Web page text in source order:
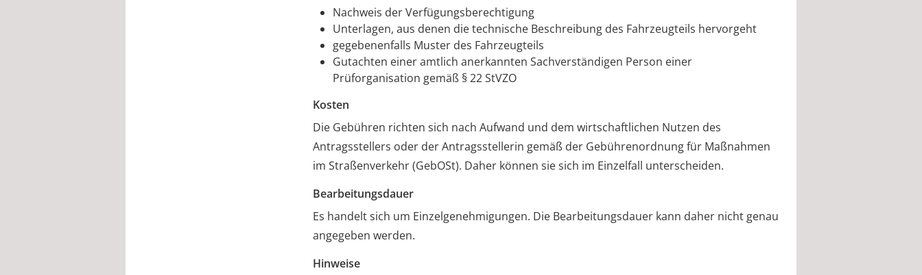
Nachweis der Verfügungsberechtigung
Unterlagen, aus denen die technische Beschreibung des Fahrzeugteils hervorgeht
gegebenenfalls Muster des Fahrzeugteils
Gutachten einer amtlich anerkannten Sachverständigen Person einer
Prüforganisation gemäß § 22 StVZO
Kosten
Die Gebühren richten sich nach Aufwand und dem wirtschaftlichen Nutzen des
Antragsstellers oder der Antragsstellerin gemäß der Gebührenordnung für Maßnahmen
im Straßenverkehr (GebOSt). Daher können sie sich im Einzelfall unterscheiden.
Bearbeitungsdauer
Es handelt sich um Einzelgenehmigungen. Die Bearbeitungsdauer kann daher nicht genau
angegeben werden.
Hinweise